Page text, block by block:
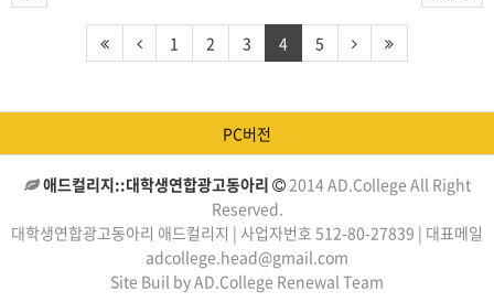
1 2 3 4 5
PC버전
애드컬리지::대학생연합광고동아리
2014 AD.College All Right
Reserved.
대학생연합광고동아리 애드컬리지 | 사업자번호 512-80-27839 | 대표메일
adcollege.head@gmail.com
Site Buil by AD.College Renewal Team